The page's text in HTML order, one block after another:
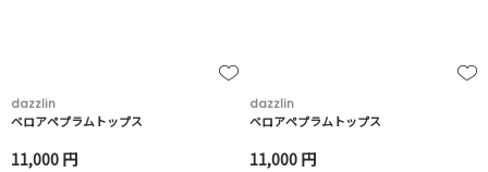
dazzlin
ベロアペプラムトップス
11,000 円
dazzlin
ベロアペプラムトップス
11,000 円